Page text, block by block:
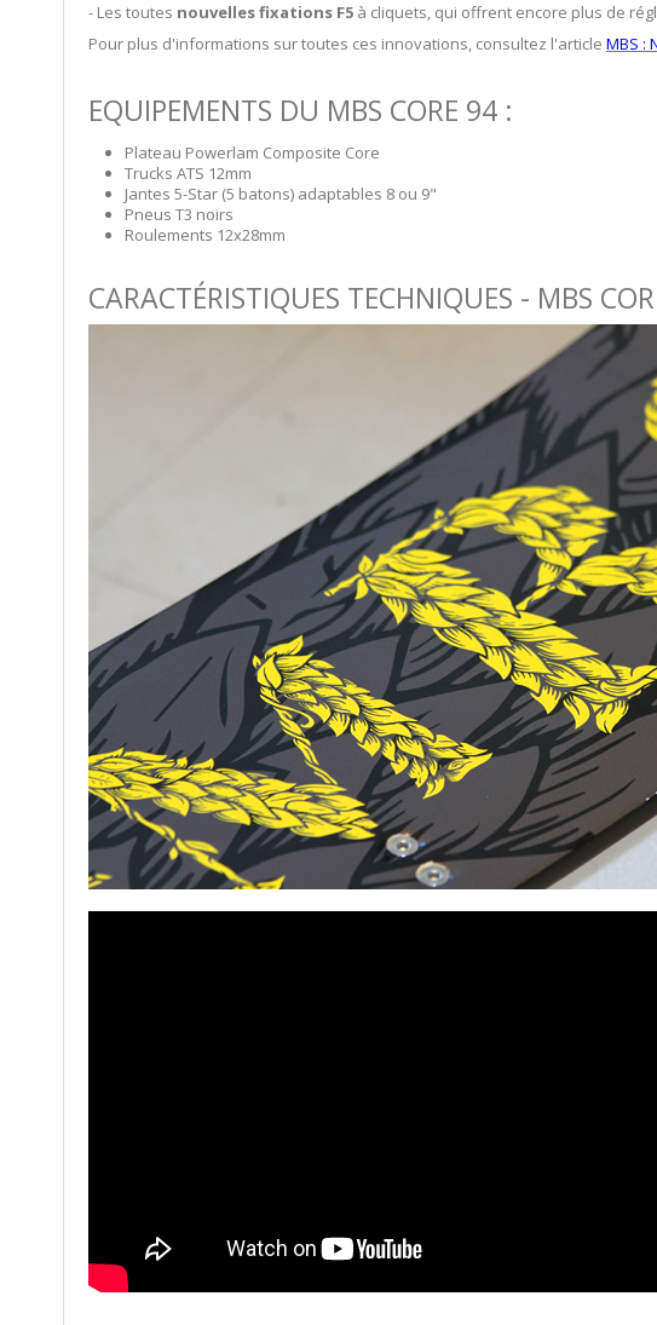
- Les toutes nouvelles fixations F5 à cliquets, qui offrent encore plus de
Pour plus d'informations sur toutes ces innovations, consultez l'article MBS :
EQUIPEMENTS DU MBS CORE 94 :
Plateau Powerlam Composite Core
Trucks ATS 12mm
Jantes 5-Star (5 batons) adaptables 8 ou 9"
Pneus T3 noirs
Roulements 12x28mm
CARACTÉRISTIQUES TECHNIQUES - MBS